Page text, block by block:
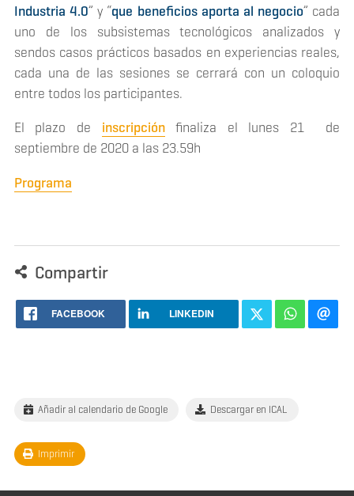
Industria 4.0” y “que beneficios aporta al negocio” cada
uno de los subsistemas tecnológicos analizados y
sendos casos prácticos basados en experiencias reales,
cada una de las sesiones se cerrará con un coloquio
entre todos los participantes.
El plazo de inscripciónfinaliza el lunes 21 de
septiembre de 2020 a las 23.59h
Programa
Compartir
FACEBOOK LINKEDIN
Añadir al calendario de Google Descargar en ICAL
Imprimir